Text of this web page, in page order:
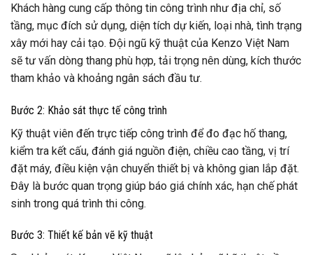
Khách hàng cung cấp thông tin công trình như địa chỉ, số
tầng, mục đích sử dụng, diện tích dự kiến, loại nhà, tình trạng
xây mới hay cải tạo. Đội ngũ kỹ thuật của Kenzo Việt Nam
sẽ tư vấn dòng thang phù hợp, tải trọng nên dùng, kích thước
tham khảo và khoảng ngân sách đầu tư.
Bước 2: Khảo sát thực tế công trình
Kỹ thuật viên đến trực tiếp công trình để đo đạc hố thang,
kiểm tra kết cấu, đánh giá nguồn điện, chiều cao tầng, vị trí
đặt máy, điều kiện vận chuyển thiết bị và không gian lắp đặt.
Đây là bước quan trọng giúp báo giá chính xác, hạn chế phát
sinh trong quá trình thi công.
Bước 3: Thiết kế bản vẽ kỹ thuật